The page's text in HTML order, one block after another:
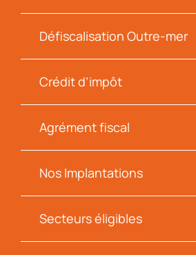
Défiscalisation Outre-mer
Crédit d’impôt
Agrément fiscal
Nos Implantations
Secteurs éligibles